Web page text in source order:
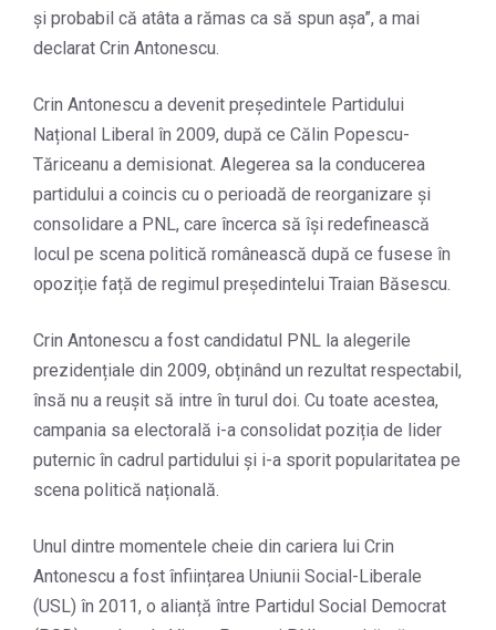
şi probabil că atâta a rămas ca să spun aşa”, a mai
declarat Crin Antonescu.
Crin Antonescu a devenit președintele Partidului
Național Liberal în 2009, după ce Călin Popescu-
Tăriceanu a demisionat. Alegerea sa la conducerea
partidului a coincis cu o perioadă de reorganizare și
consolidare a PNL, care încerca să își redefinească
locul pe scena politică românească după ce fusese în
opoziție față de regimul președintelui Traian Băsescu.
Crin Antonescu a fost candidatul PNL la alegerile
prezidențiale din 2009, obținând un rezultat respectabil,
însă nu a reușit să intre în turul doi. Cu toate acestea,
campania sa electorală i-a consolidat poziția de lider
puternic în cadrul partidului și i-a sporit popularitatea pe
scena politică națională.
Unul dintre momentele cheie din cariera lui Crin
Antonescu a fost înființarea Uniunii Social-Liberale
(USL) în 2011, o alianță între Partidul Social Democrat